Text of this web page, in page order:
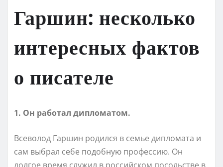
Гаршин: несколько
интересных фактов
о писателе
1. Он работал дипломатом.
Всеволод Гаршин родился в семье дипломата и
сам выбрал себе подобную профессию. Он